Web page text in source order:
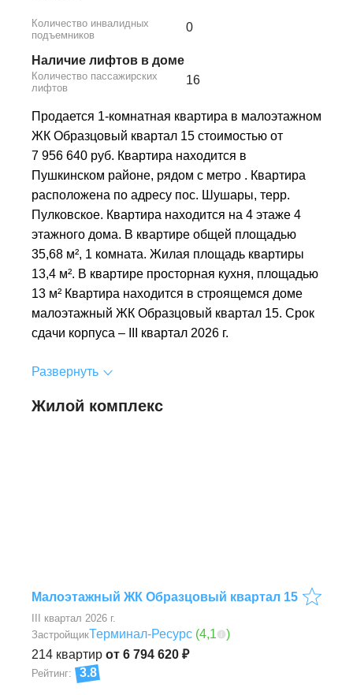
Количество инвалидных
подъемников
0
Наличие лифтов в доме
Количество пассажирских
лифтов
16
Продается 1-комнатная квартира в малоэтажном
ЖК Образцовый квартал 15 стоимостью от
7 956 640 руб. Квартира находится в
Пушкинском районе, рядом с метро . Квартира
расположена по адресу пос. Шушары, терр.
Пулковское. Квартира находится на 4 этаже 4
этажного дома. В квартире общей площадью
35,68 м², 1 комната. Жилая площадь квартиры
13,4 м². В квартире просторная кухня, площадью
13 м² Квартира находится в строящемся доме
малоэтажный ЖК Образцовый квартал 15. Срок
сдачи корпуса – III квартал 2026 г.
Развернуть
Жилой комплекс
Малоэтажный ЖК Образцовый квартал 15
III квартал 2026 г.
214 квартир от 6 794 620 ₽
ЗастройщикТерминал-Ресурс (4,1 )
Рейтинг: 3.8